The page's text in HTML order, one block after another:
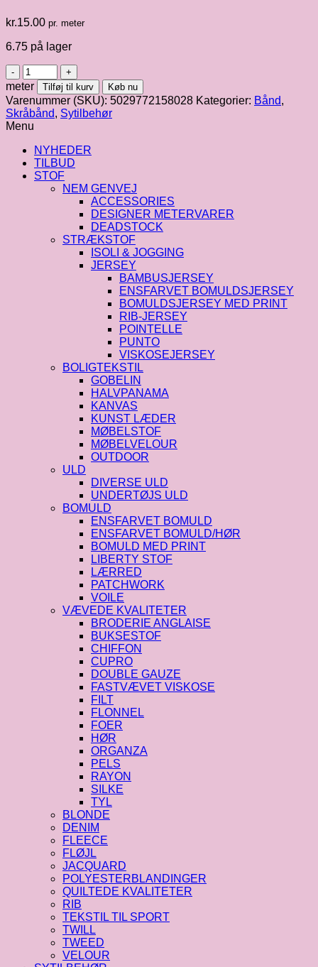
kr.15.00 pr. meter
6.75 på lager
Kantbånd
rosa
fv.
776
:
60/30
mm
antal
meter Tilføj til kurv Køb nu
Varenummer (SKU): 5029772158028 Kategorier: Bånd,
Skråbånd, Sytilbehør
Menu
NYHEDER
TILBUD
STOF
NEM GENVEJ
ACCESSORIES
DESIGNER METERVARER
DEADSTOCK
STRÆKSTOF
ISOLI & JOGGING
JERSEY
BAMBUSJERSEY
ENSFARVET BOMULDSJERSEY
BOMULDSJERSEY MED PRINT
RIB-JERSEY
POINTELLE
PUNTO
VISKOSEJERSEY
BOLIGTEKSTIL
GOBELIN
HALVPANAMA
KANVAS
KUNST LÆDER
MØBELSTOF
MØBELVELOUR
OUTDOOR
ULD
DIVERSE ULD
UNDERTØJS ULD
BOMULD
ENSFARVET BOMULD
ENSFARVET BOMULD/HØR
BOMULD MED PRINT
LIBERTY STOF
LÆRRED
PATCHWORK
VOILE
VÆVEDE KVALITETER
BRODERIE ANGLAISE
BUKSESTOF
CHIFFON
CUPRO
DOUBLE GAUZE
FASTVÆVET VISKOSE
FILT
FLONNEL
FOER
HØR
ORGANZA
PELS
RAYON
SILKE
TYL
BLONDE
DENIM
FLEECE
FLØJL
JACQUARD
POLYESTERBLANDINGER
QUILTEDE KVALITETER
RIB
TEKSTIL TIL SPORT
TWILL
TWEED
VELOUR